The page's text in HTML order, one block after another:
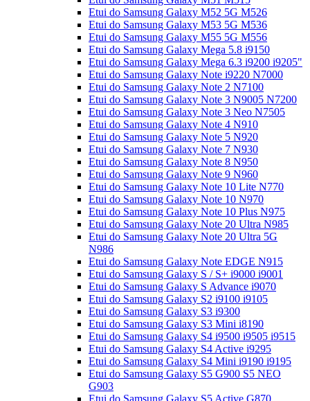
Etui do Samsung Galaxy M52 5G M526
Etui do Samsung Galaxy M53 5G M536
Etui do Samsung Galaxy M55 5G M556
Etui do Samsung Galaxy Mega 5.8 i9150
Etui do Samsung Galaxy Mega 6.3 i9200 i9205"
Etui do Samsung Galaxy Note i9220 N7000
Etui do Samsung Galaxy Note 2 N7100
Etui do Samsung Galaxy Note 3 N9005 N7200
Etui do Samsung Galaxy Note 3 Neo N7505
Etui do Samsung Galaxy Note 4 N910
Etui do Samsung Galaxy Note 5 N920
Etui do Samsung Galaxy Note 7 N930
Etui do Samsung Galaxy Note 8 N950
Etui do Samsung Galaxy Note 9 N960
Etui do Samsung Galaxy Note 10 Lite N770
Etui do Samsung Galaxy Note 10 N970
Etui do Samsung Galaxy Note 10 Plus N975
Etui do Samsung Galaxy Note 20 Ultra N985
Etui do Samsung Galaxy Note 20 Ultra 5G
N986
Etui do Samsung Galaxy Note EDGE N915
Etui do Samsung Galaxy S / S+ i9000 i9001
Etui do Samsung Galaxy S Advance i9070
Etui do Samsung Galaxy S2 i9100 i9105
Etui do Samsung Galaxy S3 i9300
Etui do Samsung Galaxy S3 Mini i8190
Etui do Samsung Galaxy S4 i9500 i9505 i9515
Etui do Samsung Galaxy S4 Active i9295
Etui do Samsung Galaxy S4 Mini i9190 i9195
Etui do Samsung Galaxy S5 G900 S5 NEO
G903
Etui do Samsung Galaxy S5 Active G870